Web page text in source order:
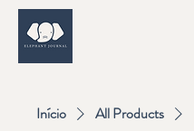
Início
All Products